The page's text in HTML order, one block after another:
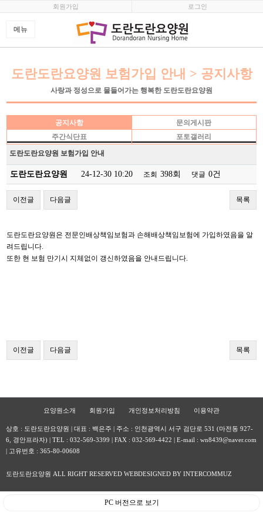
회원가입 로그인
메뉴
도란도란요양원 보험가입 안내 > 공지사항
사랑과 정성으로 물들어가는 행복한 도란도란요양원
공지사항
문의게시판
주간식단표
포토갤러리
도란도란요양원 보험가입 안내
도란도란요양원 24-12-30 10:20 조회 398회 댓글 0건
이전글 다음글 목록
도란도란요양원은 전문인배상책임보험과 손해배상책임보험에 가입하였음을 알
려드립니다.
또한 현 보험 만기시 지체없이 갱신하였음을 안내드립니다.
이전글 다음글 목록
요양원소개 회원가입 개인정보처리방침 이용약관
상호 : 도란도란요양원 | 대표 : 백은주 | 주소 : 인천광역시 서구 검단로 531 (마전동 927-
6, 경안프라자) | TEL : 032-569-3399 | FAX : 032-569-4422 | E-mail : wn8439@naver.com
| 고유번호 : 365-80-00608
도란도란요양원 ALL RIGHT RESERVED WEBDESIGNED BY INTERCOMMUZ
PC 버전으로 보기